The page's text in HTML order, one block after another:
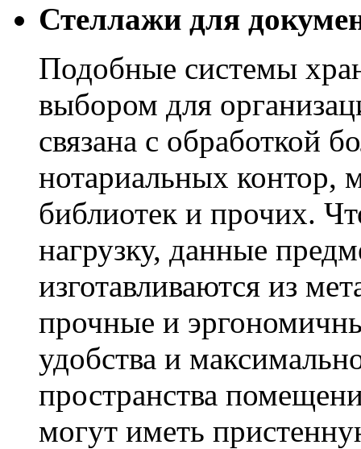
Стеллажи для
Подобные системы
выбором для
связана с обработкой
нотариальных контор,
библиотек и прочих.
нагрузку, данные
изготавливаются из
прочные и
удобства и
пространства
могут иметь